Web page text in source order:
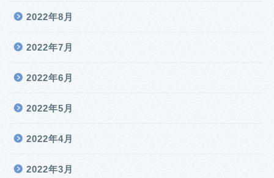
2022年8月
2022年7月
2022年6月
2022年5月
2022年4月
2022年3月